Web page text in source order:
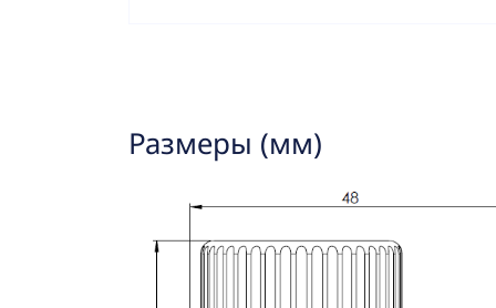
Размеры (мм)